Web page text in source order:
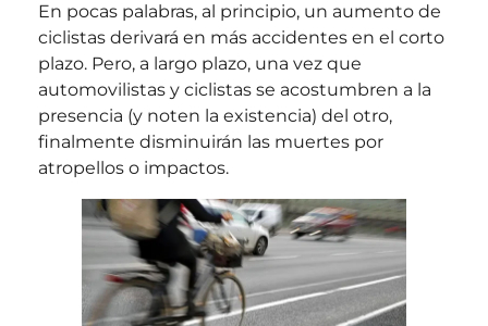
En pocas palabras, al principio, un aumento de
ciclistas derivará en más accidentes en el corto
plazo. Pero, a largo plazo, una vez que
automovilistas y ciclistas se acostumbren a la
presencia (y noten la existencia) del otro,
finalmente disminuirán las muertes por
atropellos o impactos.